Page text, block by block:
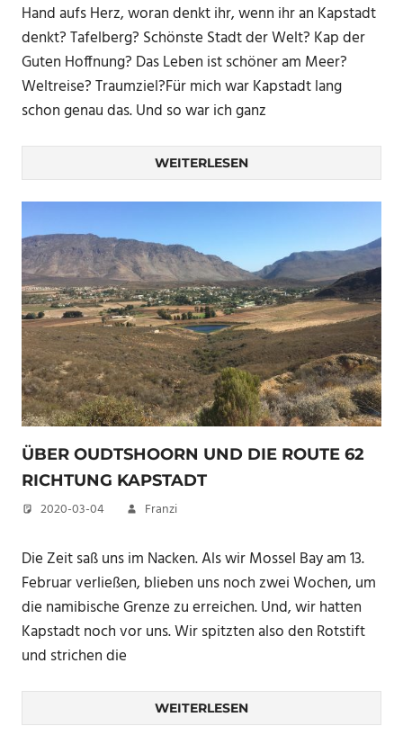
Hand aufs Herz, woran denkt ihr, wenn ihr an Kapstadt
denkt? Tafelberg? Schönste Stadt der Welt? Kap der
Guten Hoffnung? Das Leben ist schöner am Meer?
Weltreise? Traumziel?Für mich war Kapstadt lang
schon genau das. Und so war ich ganz
WEITERLESEN
ÜBER OUDTSHOORN UND DIE ROUTE 62
RICHTUNG KAPSTADT
2020-03-04 Franzi
Die Zeit saß uns im Nacken. Als wir Mossel Bay am 13.
Februar verließen, blieben uns noch zwei Wochen, um
die namibische Grenze zu erreichen. Und, wir hatten
Kapstadt noch vor uns. Wir spitzten also den Rotstift
und strichen die
WEITERLESEN